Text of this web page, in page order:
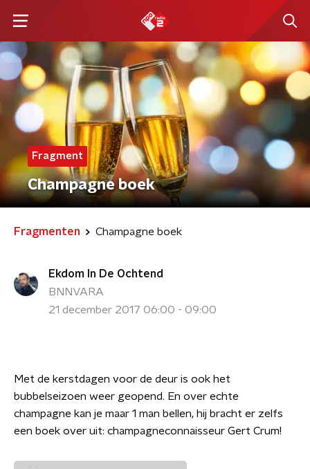
Fragment
Champagne boek
Fragmenten Champagne boek
Ekdom In De Ochtend
BNNVARA
21 december 2017 06:00 - 09:00
Met de kerstdagen voor de deur is ook het
bubbelseizoen weer geopend. En over echte
champagne kan je maar 1 man bellen, hij bracht er zelfs
een boek over uit: champagneconnaisseur Gert Crum!